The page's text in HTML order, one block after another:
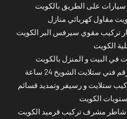
سيارات على الطريق بالكويت
مقاول كهربائي منازل
تركيب مقوي سيرفس البر الكويت
الكويت
في البيت و المنزل بالكويت
ستلايت الشويخ 24 ساعة
ستلايت و رسيفر وتمديد قسائم
الكويت
مشرف تركيب قرميد الكويت